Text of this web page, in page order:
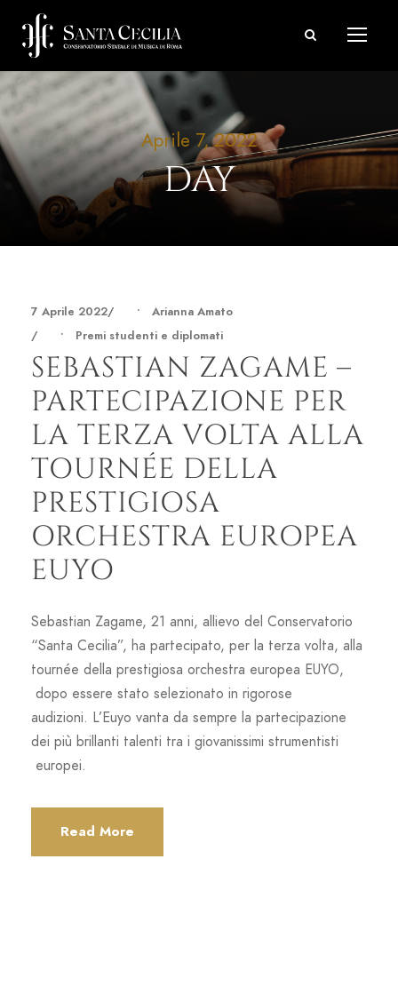
Aprile 7, 2022
DAY
7 Aprile 2022 •
Arianna Amato
•
Premi studenti e diplomati
SEBASTIAN ZAGAME –
PARTECIPAZIONE PER
LA TERZA VOLTA ALLA
TOURNÉE DELLA
PRESTIGIOSA
ORCHESTRA EUROPEA
EUYO
Sebastian Zagame, 21 anni, allievo del Conservatorio
“Santa Cecilia”, ha partecipato, per la terza volta, alla
tournée della prestigiosa orchestra europea EUYO,
dopo essere stato selezionato in rigorose
audizioni. L’Euyo vanta da sempre la partecipazione
dei più brillanti talenti tra i giovanissimi strumentisti
europei.
Read More